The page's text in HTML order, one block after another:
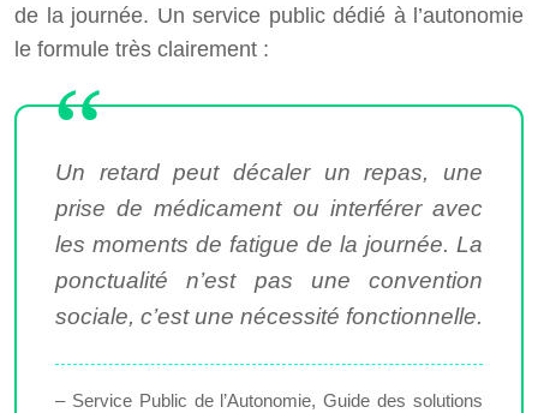
de la journée. Un service public dédié à l’autonomie
le formule très clairement :
Un retard peut décaler un repas, une
prise de médicament ou interférer avec
les moments de fatigue de la journée. La
ponctualité n’est pas une convention
sociale, c’est une nécessité fonctionnelle.
– Service Public de l’Autonomie, Guide des solutions